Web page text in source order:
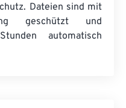
Dateien sind mit
geschützt und
automatisch